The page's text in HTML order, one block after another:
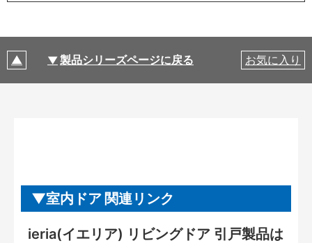
製品シリーズページに戻る お気に入り
室内ドア 関連リンク
ieria(イエリア) リビングドア 引戸製品は